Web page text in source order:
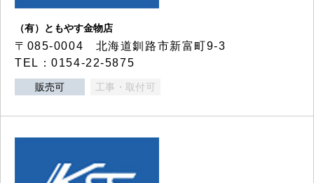
（有）ともやす金物店
〒085-0004 北海道釧路市新富町9-3
TEL：0154-22-5875
販売可 工事・取付可